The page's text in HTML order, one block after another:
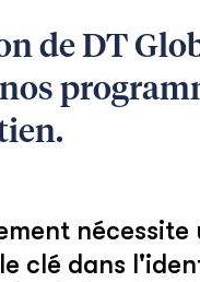
de DT
clé dans